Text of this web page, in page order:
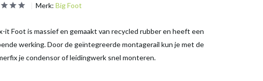
Merk: Big Foot
it Foot is massief en gemaakt van recycled rubber en heeft een
werking. Door de geïntegreerde montagerail kun je met de
je condensor of leidingwerk snel monteren.